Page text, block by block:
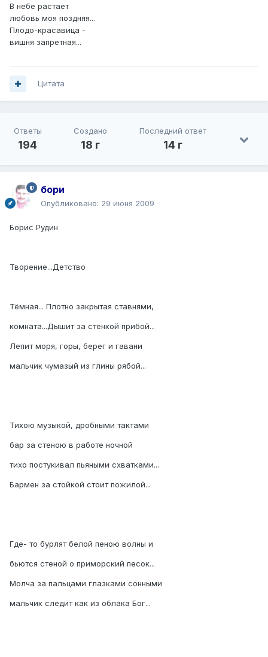
В небе растает
любовь моя поздняя...
Плодо-красавица -
вишня запретная...
Цитата
Ответы
194
Создано
18 г
Последний ответ
14 г
бори
Опубликовано: 29 июня 2009
Борис Рудин
Творение...Детство
Тёмная... Плотно закрытая ставнями,
комната...Дышит за стенкой прибой...
Лепит моря, горы, берег и гавани
мальчик чумазый из глины рябой...
Тихою музыкой, дробными тактами
бар за стеною в работе ночной
тихо постукивал пьяными схватками...
Бармен за стойкой стоит пожилой...
Где- то бурлят белой пеною волны и
бьются стеной о приморский песок...
Молча за пальцами глазками сонными
мальчик следит как из облака Бог...